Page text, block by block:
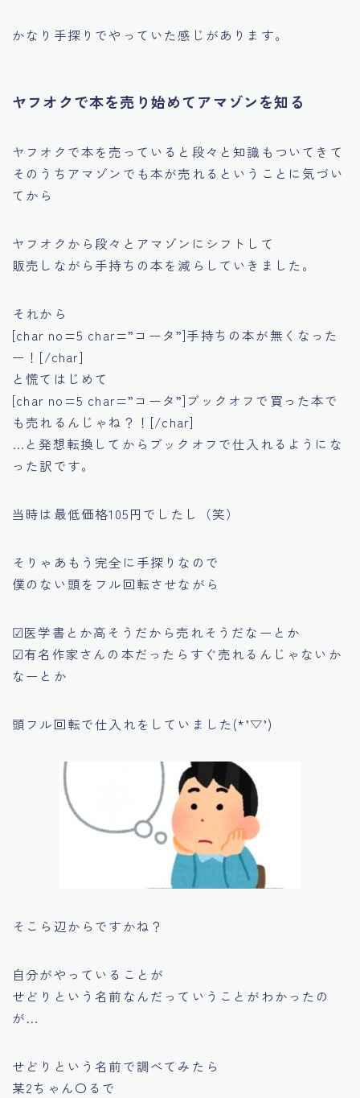
かなり手探りでやっていた感じがあります。
ヤフオクで本を売り始めてアマゾンを知る
ヤフオクで本を売っていると段々と知識もついてきて
そのうちアマゾンでも本が売れるということに気づい
てから
ヤフオクから段々とアマゾンにシフトして
販売しながら手持ちの本を減らしていきました。
それから
[char no=5 char=”コータ”]手持ちの本が無くなった
ー！[/char]
と慌てはじめて
[char no=5 char=”コータ”]ブックオフで買った本で
も売れるんじゃね？！[/char]
…と発想転換してからブックオフで仕入れるようにな
った訳です。
当時は最低価格105円でしたし（笑）
そりゃあもう完全に手探りなので
僕のない頭をフル回転させながら
☑医学書とか高そうだから売れそうだなーとか
☑有名作家さんの本だったらすぐ売れるんじゃないか
なーとか
頭フル回転で仕入れをしていました(*’▽’)
そこら辺からですかね？
自分がやっていることが
せどりという名前なんだっていうことがわかったの
が…
せどりという名前で調べてみたら
某2ちゃん〇る で